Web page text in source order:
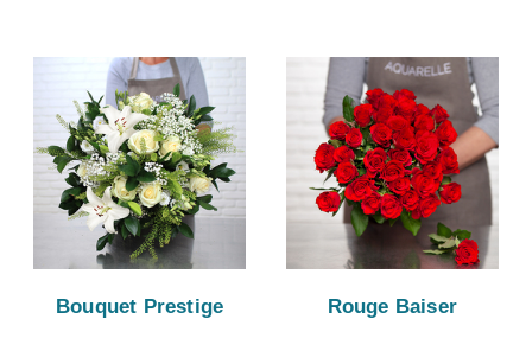
Bouquet Prestige Rouge Baiser